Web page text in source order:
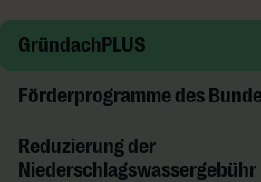
GründachPLUS
Förderprogramme des
Reduzierung der
Niederschlagswassergebühr